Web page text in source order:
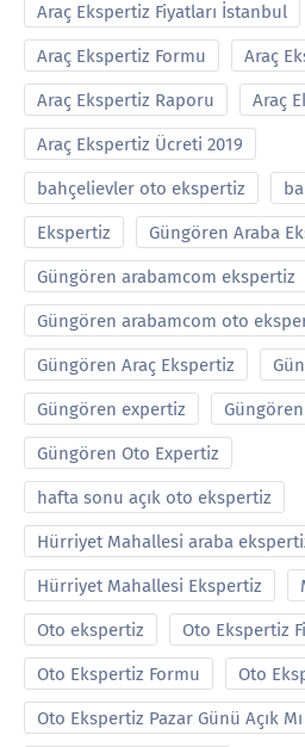
Araç Ekspertiz Fiyatları İstanbul
Araç Ekspertiz Formu Araç
Araç Ekspertiz Raporu Araç
Araç Ekspertiz Ücreti 2019
bahçelievler oto ekspertiz
Ekspertiz Güngören Araba
Güngören arabamcom ekspertiz
Güngören arabamcom oto
Güngören Araç Ekspertiz
Güngören expertiz
Güngören Oto Expertiz
hafta sonu açık oto ekspertiz
Hürriyet Mahallesi araba
Hürriyet Mahallesi Ekspertiz
Oto ekspertiz Oto Ekspertiz
Oto Ekspertiz Formu Oto
Oto Ekspertiz Pazar Günü Açık Mı